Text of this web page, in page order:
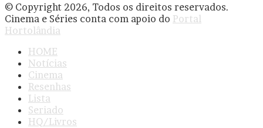
© Copyright 2026, Todos os direitos reservados.
Cinema e Séries conta com apoio do Portal
Hortolândia
HOME
Notícias
Cinema
Resenhas
Lista
Seriado
HQ/Livros